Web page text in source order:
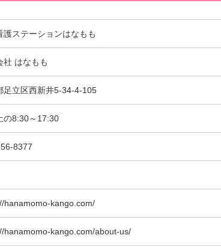
護ステーションはなもも
社 はなもも
足立区西新井5-34-4-105
の8:30～17:30
8377
hanamomo-kango.com/
hanamomo-kango.com/about-us/